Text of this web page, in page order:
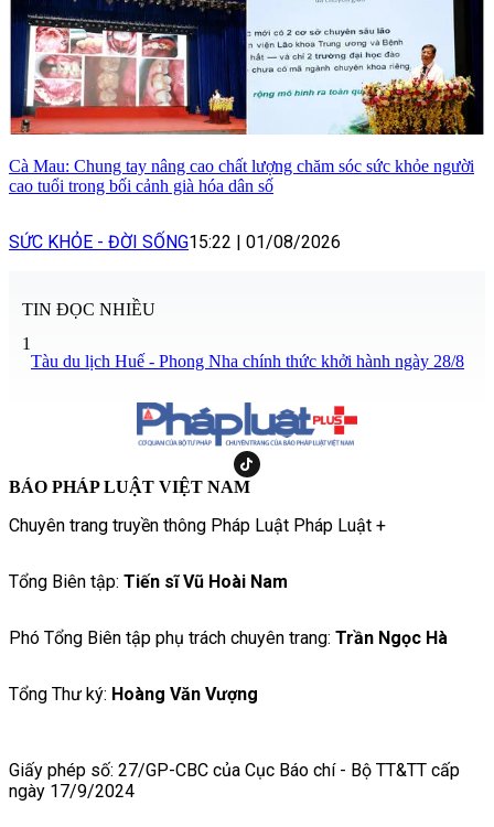
Cà Mau: Chung tay nâng cao chất lượng chăm sóc sức khỏe người
cao tuổi trong bối cảnh già hóa dân số
SỨC KHỎE - ĐỜI SỐNG15:22 01/08/2026
TIN ĐỌC NHIỀU
1
Tàu du lịch Huế - Phong Nha chính thức khởi hành ngày 28/8
BÁO PHÁP LUẬT VIỆT NAM
Chuyên trang truyền thông Pháp Luật Pháp Luật +
Tổng Biên tập: Tiến sĩ Vũ Hoài Nam
Phó Tổng Biên tập phụ trách chuyên trang: Trần Ngọc Hà
Tổng Thư ký: Hoàng Văn Vượng
Giấy phép số: 27/GP-CBC của Cục Báo chí - Bộ TT&TT cấp
ngày 17/9/2024